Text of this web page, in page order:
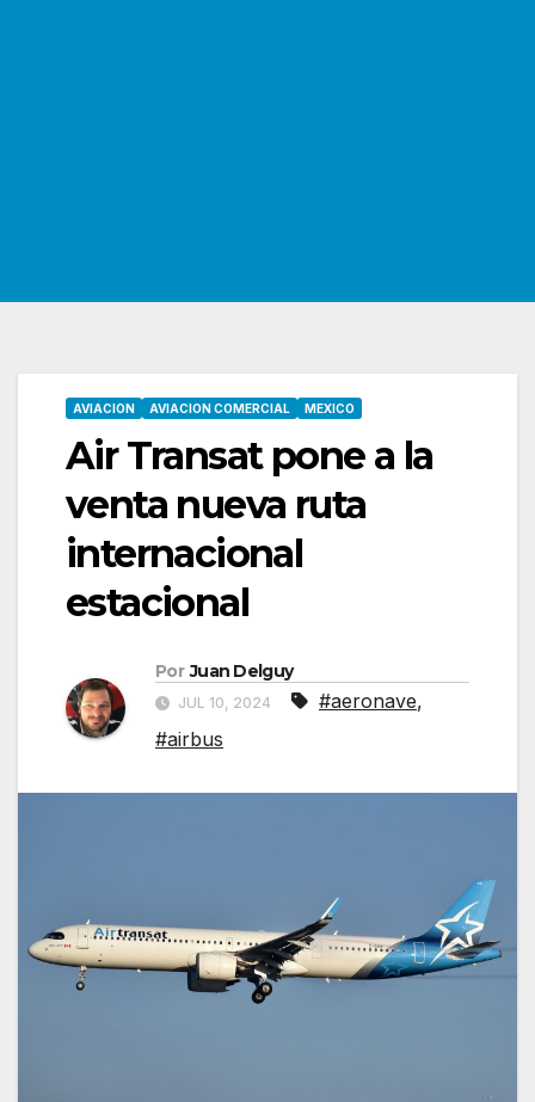
AVIACION AVIACION COMERCIAL MEXICO
Air Transat pone a la
venta nueva ruta
internacional
estacional
Por Juan Delguy
JUL 10, 2024 #aeronave,
#airbus